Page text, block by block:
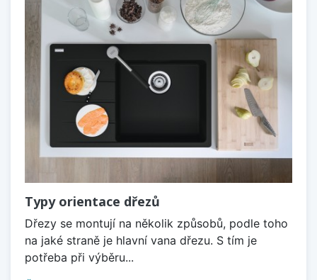
Typy orientace dřezů
Dřezy se montují na několik způsobů, podle toho
na jaké straně je hlavní vana dřezu. S tím je
potřeba při výběru...